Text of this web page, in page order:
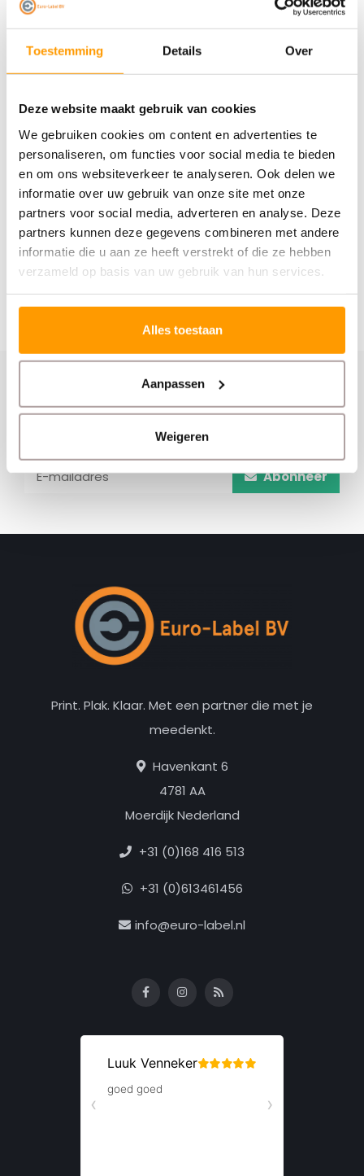
Toestemming Details Over
Deze website maakt gebruik van cookies
We gebruiken cookies om content en advertenties te
personaliseren, om functies voor social media te bieden
en om ons websiteverkeer te analyseren. Ook delen we
informatie over uw gebruik van onze site met onze
partners voor social media, adverteren en analyse. Deze
partners kunnen deze gegevens combineren met andere
informatie die u aan ze heeft verstrekt of die ze hebben
verzameld op basis van uw gebruik van hun services.
Alles toestaan
Aanpassen
Weigeren
* Constructiewerk binnen en buiten
Specificaties
Reviews
Gerelateerde producten
kortingscodes
Abonneer
Print. Plak. Klaar. Met een partner die met je
meedenkt.
Havenkant 6
4781 AA
Moerdijk Nederland
+31 (0)168 416 513
+31 (0)613461456
info@euro-label.nl